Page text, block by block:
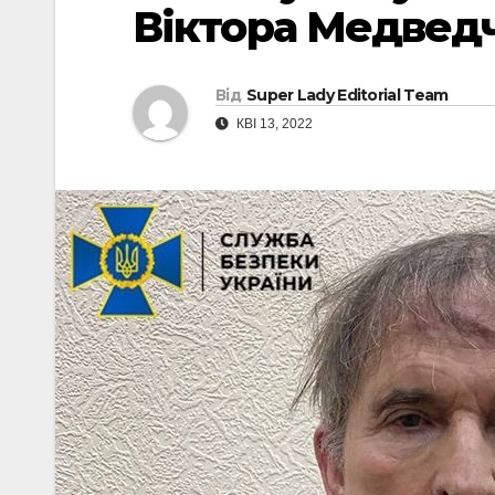
Віктора
Від Super Lady Editorial Team
КВІ 13, 2022